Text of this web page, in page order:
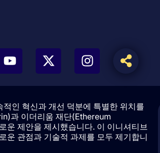
인 혁신과 개선 덕분에 특별한 위치를
과 이더리움 재단(Ethereum
운 제안을 제시했습니다. 이 이니셔티브
운 관점과 기술적 과제를 모두 제기합니